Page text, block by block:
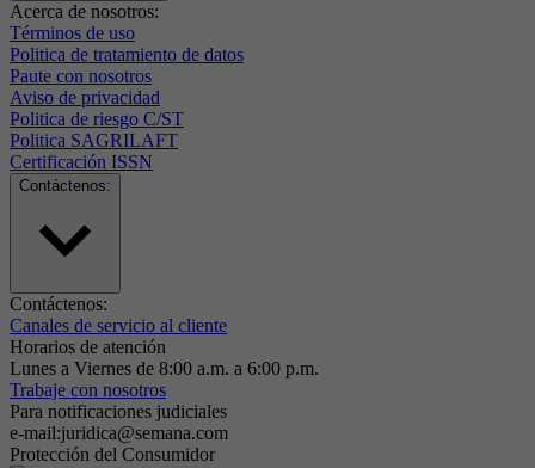
Acerca de nosotros:
Términos de uso
Politica de tratamiento de datos
Paute con nosotros
Aviso de privacidad
Politica de riesgo C/ST
Politica SAGRILAFT
Certificación ISSN
Contáctenos:
Contáctenos:
Canales de servicio al cliente
Horarios de atención
Lunes a Viernes de 8:00 a.m. a 6:00 p.m.
Trabaje con nosotros
Para notificaciones judiciales
e-mail:juridica@semana.com
Protección del Consumidor